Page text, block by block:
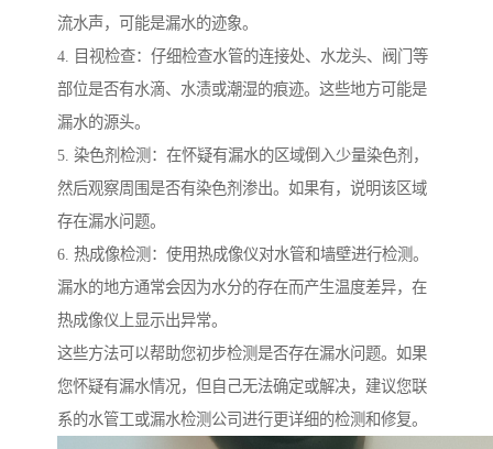
流水声，可能是漏水的迹象。
4. 目视检查：仔细检查水管的连接处、水龙头、阀门等
部位是否有水滴、水渍或潮湿的痕迹。这些地方可能是
漏水的源头。
5. 染色剂检测：在怀疑有漏水的区域倒入少量染色剂，
然后观察周围是否有染色剂渗出。如果有，说明该区域
存在漏水问题。
6. 热成像检测：使用热成像仪对水管和墙壁进行检测。
漏水的地方通常会因为水分的存在而产生温度差异，在
热成像仪上显示出异常。
这些方法可以帮助您初步检测是否存在漏水问题。如果
您怀疑有漏水情况，但自己无法确定或解决，建议您联
系的水管工或漏水检测公司进行更详细的检测和修复。